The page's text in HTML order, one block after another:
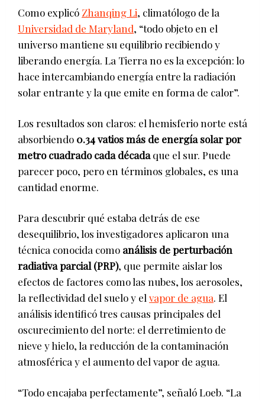
Como explicó Zhanqing Li, climatólogo de la
Universidad de Maryland, “todo objeto en el
universo mantiene su equilibrio recibiendo y
liberando energía. La Tierra no es la excepción: lo
hace intercambiando energía entre la radiación
solar entrante y la que emite en forma de calor”.
Los resultados son claros: el hemisferio norte está
absorbiendo 0.34 vatios más de energía solar por
metro cuadrado cada décadaque el sur. Puede
parecer poco, pero en términos globales, es una
cantidad enorme.
Para descubrir qué estaba detrás de ese
desequilibrio, los investigadores aplicaron una
técnica conocida como análisis de perturbación
radiativa parcial (PRP), que permite aislar los
efectos de factores como las nubes, los aerosoles,
la reflectividad del suelo y el vapor de agua. El
análisis identificó tres causas principales del
oscurecimiento del norte: el derretimiento de
nieve y hielo, la reducción de la contaminación
atmosférica y el aumento del vapor de agua.
“Todo encajaba perfectamente”, señaló Loeb. “La